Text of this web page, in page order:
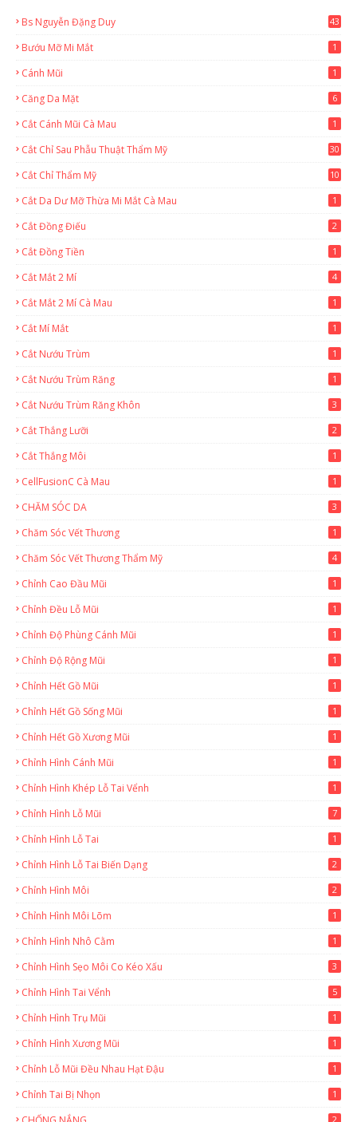
Bs Nguyễn Đặng Duy
43
Bướu Mỡ Mi Mắt 1
Cánh Mũi 1
Căng Da Mặt 6
Cắt Cánh Mũi Cà Mau 1
Cắt Chỉ Sau Phẫu Thuật Thẩm Mỹ 30
Cắt Chỉ Thẩm Mỹ 10
Cắt Da Dư Mỡ Thừa Mi Mắt Cà Mau 1
Cắt Đồng Điếu 2
Cắt Đồng Tiền 1
Cắt Mắt 2 Mí 4
Cắt Mắt 2 Mí Cà Mau 1
Cắt Mí Mắt 1
Cắt Nướu Trùm 1
Cắt Nướu Trùm Răng 1
Cắt Nướu Trùm Răng Khôn 3
Cắt Thắng Lưỡi 2
Cắt Thắng Môi 1
CellFusionC Cà Mau 1
CHĂM SÓC DA 3
Chăm Sóc Vết Thương 1
Chăm Sóc Vết Thương Thẩm Mỹ 4
Chỉnh Cao Đầu Mũi 1
Chỉnh Đều Lỗ Mũi 1
Chỉnh Độ Phùng Cánh Mũi 1
Chỉnh Độ Rộng Mũi 1
Chỉnh Hết Gồ Mũi 1
Chỉnh Hết Gồ Sống Mũi 1
Chỉnh Hết Gồ Xương Mũi 1
Chỉnh Hình Cánh Mũi 1
Chỉnh Hình Khép Lỗ Tai Vểnh 1
Chỉnh Hình Lỗ Mũi 7
Chỉnh Hình Lỗ Tai 1
Chỉnh Hình Lỗ Tai Biến Dạng 2
Chỉnh Hình Môi 2
Chỉnh Hình Môi Lõm 1
Chỉnh Hình Nhô Cằm 1
Chỉnh Hình Sẹo Môi Co Kéo Xấu 3
Chỉnh Hình Tai Vểnh 5
Chỉnh Hình Trụ Mũi 1
Chỉnh Hình Xương Mũi 1
Chỉnh Lỗ Mũi Đều Nhau Hạt Đậu 1
Chỉnh Tai Bị Nhọn 1
2